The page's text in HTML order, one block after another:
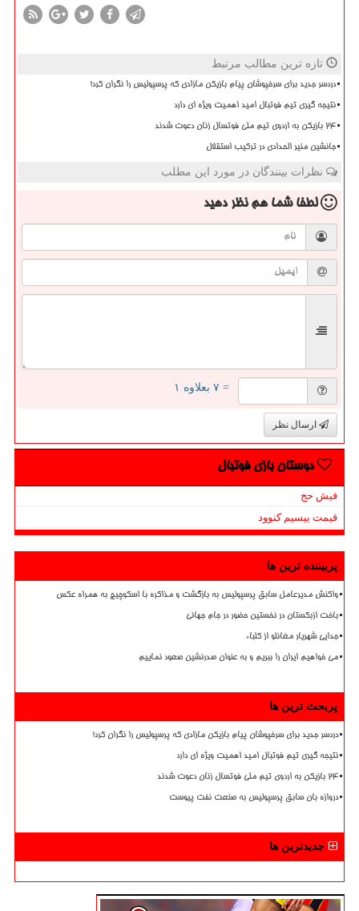
تازه ترین مطالب مرتبط
دردسر جدید برای سرخپوشان پیام بازیکن مازادی که پرسپولیس را نگران کرد!
نتیجه گیری تیم فوتبال امید اهمیت ویژه ای دارد
۲۴ بازیکن به اردوی تیم ملی فوتسال زنان دعوت شدند
جانشین منیر الحدادی در ترکیب استقلال
نظرات بینندگان در مورد این مطلب
لطفا شما همنظر دهید
= ۷ بعلاوه ۱
ارسال نظر
دوستان بازی فوتبال
فیش حج
قیمت بیسیم کنوود
پربیننده ترین ها
واکنش مدیرعامل سابق پرسپولیس به بازگشت و مذاکره با اسکوچیچ به همراه عکس
باخت ازبکستان در نخستین حضور در جام جهانی
جدایی شهریار مغانلو از کلباء
می خواهیم ایران را ببریم و به عنوان صدرنشین صعود نماییم
پربحث ترین ها
دردسر جدید برای سرخپوشان پیام بازیکن مازادی که پرسپولیس را نگران کرد!
نتیجه گیری تیم فوتبال امید اهمیت ویژه ای دارد
۲۴ بازیکن به اردوی تیم ملی فوتسال زنان دعوت شدند
دروازه بان سابق پرسپولیس به صنعت نفت پیوست
جدیدترین ها